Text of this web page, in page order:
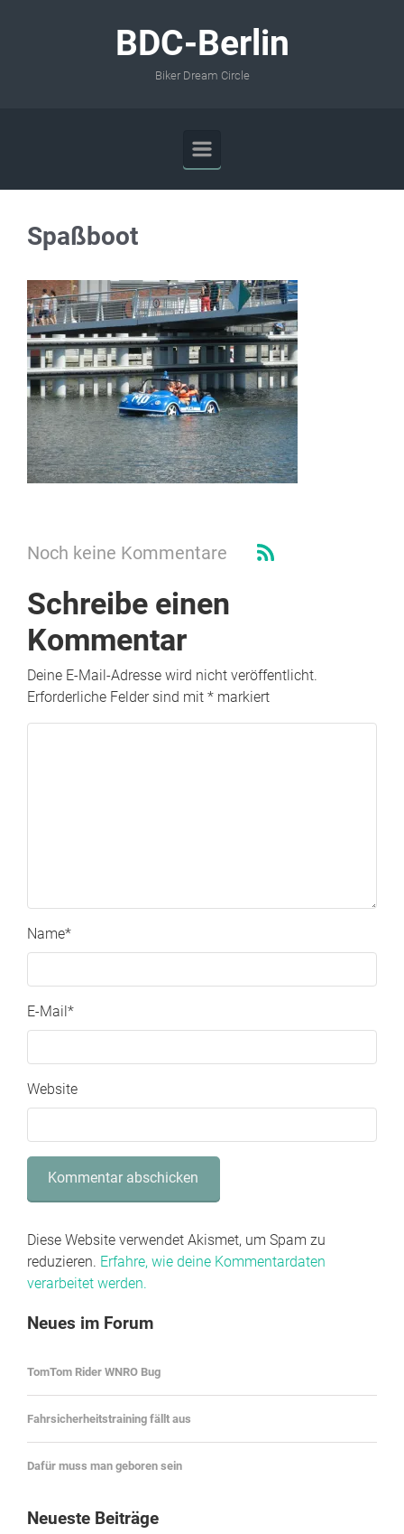
BDC-Berlin
Biker Dream Circle
Spaßboot
Noch keine Kommentare
Schreibe einen
Kommentar
Deine E-Mail-Adresse wird nicht veröffentlicht.
Erforderliche Felder sind mit * markiert
Name*
E-Mail *
Website
Diese Website verwendet Akismet, um Spam zu
reduzieren. Erfahre, wie deine Kommentardaten
verarbeitet werden.
Neues im Forum
TomTom Rider WNRO Bug
Fahrsicherheitstraining fällt aus
Dafür muss man geboren sein
Neueste Beiträge